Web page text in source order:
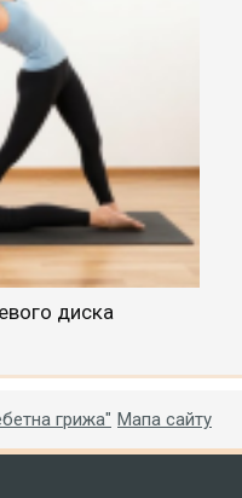
диска
грижа" Мапа сайту